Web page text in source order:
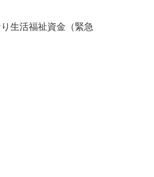
生活福祉資金（緊急